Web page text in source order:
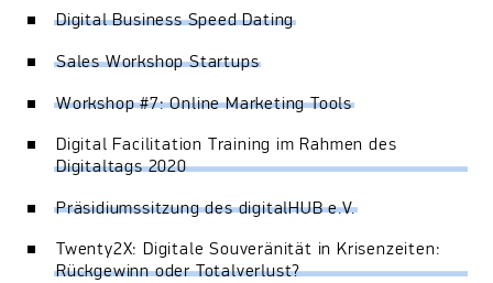
Digital Business Speed Dating
Sales Workshop Startups
Workshop #7: Online Marketing Tools
Digital Facilitation Training im Rahmen des
Digitaltags 2020
Präsidiumssitzung des digitalHUB e.V.
Twenty2X: Digitale Souveränität in Krisenzeiten:
Rückgewinn oder Totalverlust?